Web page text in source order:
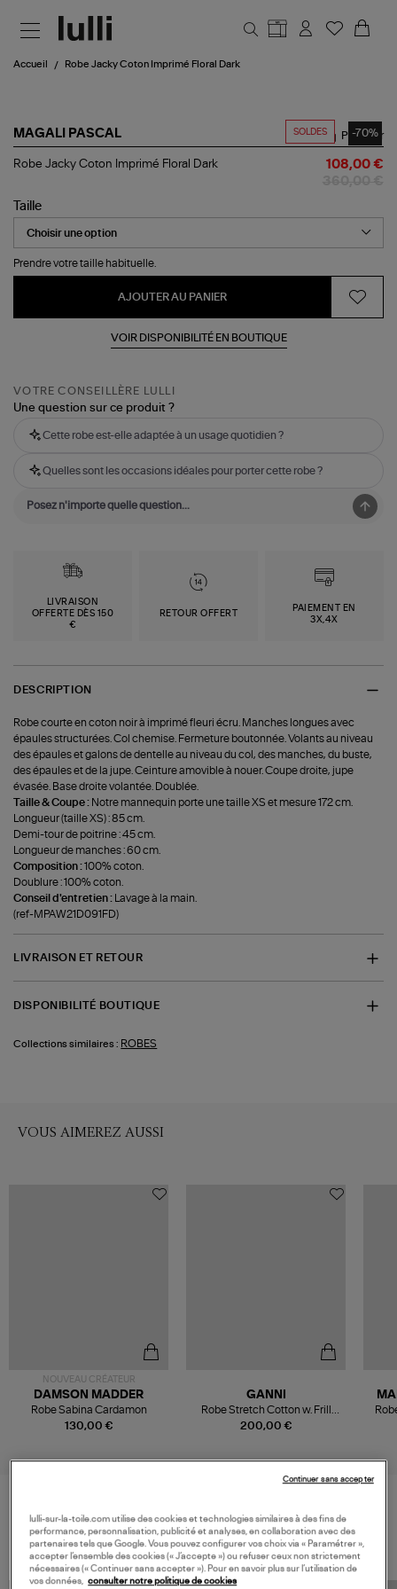
Accueil Robe Jacky Coton Imprimé Floral Dark
SOLDES -70%
MAGALI PASCAL
Robe
Imprimé
Floral
Dark
Partager
Robe Jacky Coton Imprimé Floral Dark 108,00 €
Taille
Prendre votre taille habituelle.
AJOUTER AU PANIER
VOIR DISPONIBILITÉ EN BOUTIQUE
VOTRE CONSEILLÈRE LULLI
Une question sur ce produit ?
Cette robe est-elle adaptée à un usage quotidien ?
Quelles sont les occasions idéales pour porter cette robe ?
LIVRAISON
OFFERTE DÈS 150
€
RETOUR OFFERT
PAIEMENT EN
3X,4X
DESCRIPTION
Robe courte en coton noir à imprimé fleuri écru. Manches longues avec
épaules structurées. Col chemise. Fermeture boutonnée. Volants au niveau
des épaules et galons de dentelle au niveau du col, des manches, du buste,
des épaules et de la jupe. Ceinture amovible à nouer. Coupe droite, jupe
évasée. Base droite volantée. Doublée.
Taille & Coupe : Notre mannequin porte une taille XS et mesure 172 cm.
Longueur (taille XS) : 85 cm.
Demi-tour de poitrine : 45 cm.
Longueur de manches : 60 cm.
Composition :100% coton.
Doublure : 100% coton.
Conseil d'entretien :
Lavage à la main.
(ref-MPAW21D091FD)
LIVRAISON ET RETOUR
DISPONIBILITÉ BOUTIQUE
Collections similaires : ROBES
VOUS AIMEREZ AUSSI
NOUVEAU CRÉATEUR
130,00 €
DAMSON MADDER
Robe Sabina Cardamon
200,00 €
GANNI
Robe Stretch Cotton w. Frill
Noir
VOS DERNIERS PRODUITS VUS
lulli-sur-la-toile.com utilise des cookies et technologies similaires à des fins de
performance, personnalisation, publicité et analyses, en collaboration avec des
partenaires tels que Google. Vous pouvez configurer vos choix via « Paramétrer »,
accepter l’ensemble des cookies (« J’accepte ») ou refuser ceux non strictement
nécessaires (« Continuer sans accepter »). Pour en savoir plus sur l’utilisation de
vos données, consulter notre politique de cookies
Continuer sans accepter